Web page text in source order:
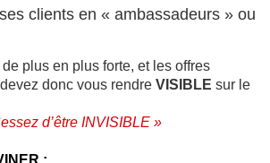
clients en « ambassadeurs » ou
plus en plus forte, et les offres
donc vous rendre VISIBLE sur le
d’être INVISIBLE »
: